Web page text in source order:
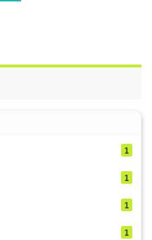
1
1
1
1